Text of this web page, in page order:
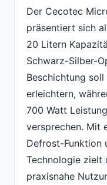
Der Cecotec
präsentiert sich
20 Litern
Schwarz-Silber-
Beschichtung
erleichtern,
700 Watt
versprechen. Mit
Defrost-Funktion
Technologie zielt
praxisnahe